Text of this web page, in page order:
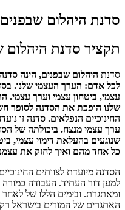
סדנת היהלום
תקציר סדנת היהלום
סדנת היהלום שבפנים, הינה
לכל אדם: הערך העצמי שלנו.
עצמי, ביטחון עצמי וערך עצמי.
שלנו הופכת את הסדנה לסופר
החינוכיים הנפלאים. סדנה זו
ערך עצמי מנצח. ביכולתה של
שנוגעים בהעלאת דימוי עצמי,
כל אחד מהם ואיך לחזק את
הסדנה מיועדת לצוותים
למען דור העתיד. העבודה
ומאתגרת. ובימים הללו של לאחר
האתגרים של המורים בישראל